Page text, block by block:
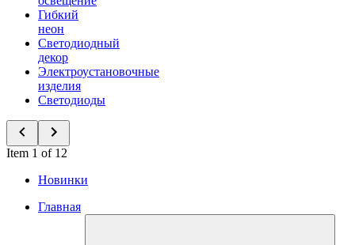
Гибкий
неон
Светодиодный
декор
Электроустановочные
изделия
Светодиоды
Item 1 of 12
Новинки
Главная